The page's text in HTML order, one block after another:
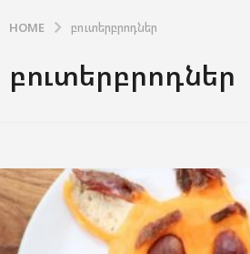
HOME բուտերբրոդներ
բուտերբրոդներ